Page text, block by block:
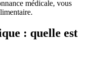
médicale, vous
: quelle est